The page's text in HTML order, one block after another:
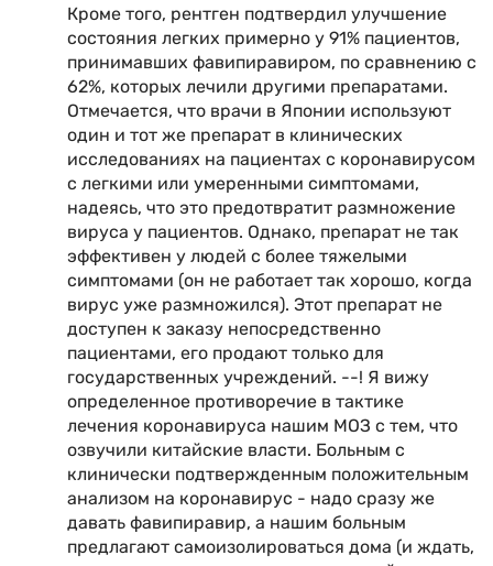
Кроме того, рентген подтвердил улучшение
состояния легких примерно у 91% пациентов,
принимавших фавипиравиром, по сравнению с
62%, которых лечили другими препаратами.
Отмечается, что врачи в Японии используют
один и тот же препарат в клинических
исследованиях на пациентах с коронавирусом
с легкими или умеренными симптомами,
надеясь, что это предотвратит размножение
вируса у пациентов. Однако, препарат не так
эффективен у людей с более тяжелыми
симптомами (он не работает так хорошо, когда
вирус уже размножился). Этот препарат не
доступен к заказу непосредственно
пациентами, его продают только для
государственных учреждений. --! Я вижу
определенное противоречие в тактике
лечения коронавируса нашим МОЗ с тем, что
озвучили китайские власти. Больным с
клинически подтвержденным положительным
анализом на коронавирус - надо сразу же
давать фавипиравир, а нашим больным
предлагают самоизолироваться дома (и ждать,